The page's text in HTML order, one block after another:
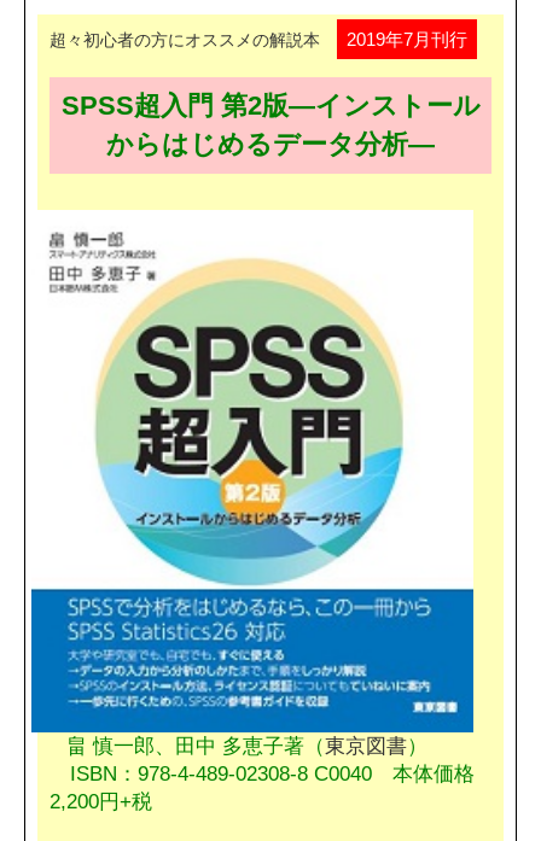
超々初心者の方にオススメの解説本 2019年7月刊行
SPSS超入門 第2版―インストール
からはじめるデータ分析―
畠 慎一郎、田中 多恵子著（東京図書）
ISBN：978-4-489-02308-8 C0040 本体価格
2,200円+税